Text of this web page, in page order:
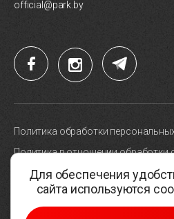
official@park.by
Политика обработки
Политика в отношении обработки
Карта сайта
Выбор настроек cookie
Для обеспечения
сайта используются